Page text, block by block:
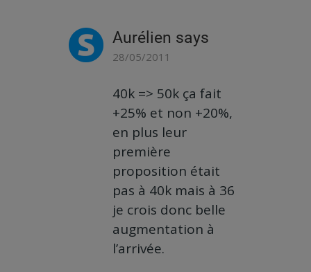
Aurélien says
28/05/2011
40k => 50k ça fait
+25% et non +20%,
en plus leur
première
proposition était
pas à 40k mais à 36
je crois donc belle
augmentation à
l’arrivée.